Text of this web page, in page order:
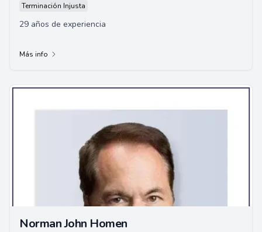
Terminación Injusta
29 años de experiencia
Más info
Norman John Homen